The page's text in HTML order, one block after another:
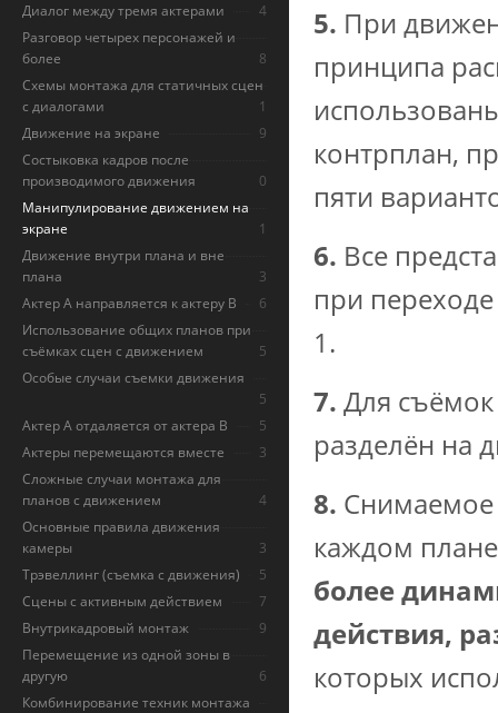
Диалог между тремя актерами
4
Разговор четырех персонажей и
более
8
Схемы монтажа для статичных сцен
с диалогами
1
Движение на экране
9
Состыковка кадров после
производимого движения
0
Манипулирование движением на
экране
1
Движение внутри плана и вне
плана
3
Актер А направляется к актеру B
6
Использование общих планов при
съёмках сцен с движением
5
Особые случаи съемки движения
5
Актер А отдаляется от актера В
5
Актеры перемещаются вместе
3
Сложные случаи монтажа для
планов с движением
4
Основные правила движения
камеры
3
Трэвеллинг (съемка с движения)
5
Сцены с активным действием
7
Внутрикадровый монтаж
9
Перемещение из одной зоны в
другую
6
Комбинирование техник монтажа
5. При
принципа
контрплан,
пяти
6. Все
при
1.
7. Для
разделён на
8. Снимаемое
каждом
более
действия,
которых